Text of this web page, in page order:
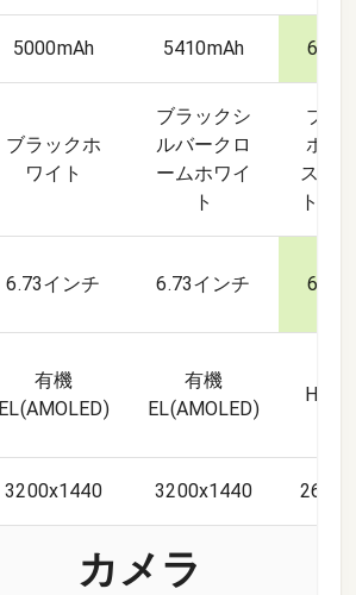
5000mAh 5410mAh
ブラックホ
ワイト
ブラックシ
ルバークロ
ームホワイ
ト
ブラ
ホワ
スタ
トグ
6.73インチ 6.73インチ 6.9
有機
EL(AMOLED)
有機
EL(AMOLED)
3200x1440 3200x1440
カメラ